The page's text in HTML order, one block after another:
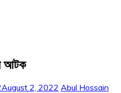
আটক
August 2, 2022 Abul Hossain